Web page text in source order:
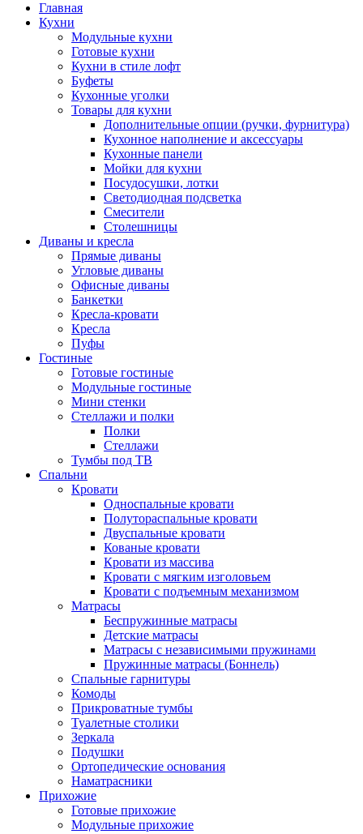
Главная
Кухни
Модульные кухни
Готовые кухни
Кухни в стиле лофт
Буфеты
Кухонные уголки
Товары для кухни
Дополнительные опции (ручки, фурнитура)
Кухонное наполнение и аксессуары
Кухонные панели
Мойки для кухни
Посудосушки, лотки
Светодиодная подсветка
Смесители
Столешницы
Диваны и кресла
Прямые диваны
Угловые диваны
Офисные диваны
Банкетки
Кресла-кровати
Кресла
Пуфы
Гостиные
Готовые гостиные
Модульные гостиные
Мини стенки
Стеллажи и полки
Полки
Стеллажи
Тумбы под ТВ
Спальни
Кровати
Односпальные кровати
Полутораспальные кровати
Двуспальные кровати
Кованые кровати
Кровати из массива
Кровати с мягким изголовьем
Кровати с подъемным механизмом
Матрасы
Беспружинные матрасы
Детские матрасы
Матрасы с независимыми пружинами
Пружинные матрасы (Боннель)
Спальные гарнитуры
Комоды
Прикроватные тумбы
Туалетные столики
Зеркала
Подушки
Ортопедические основания
Наматрасники
Прихожие
Готовые прихожие
Модульные прихожие